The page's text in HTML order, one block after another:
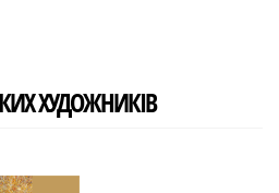
ХУДОЖНИКІВ